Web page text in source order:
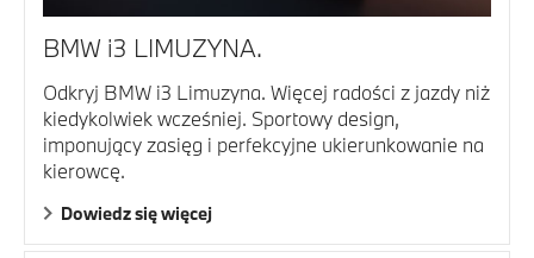
BMW i3 LIMUZYNA.
Odkryj BMW i3 Limuzyna. Więcej radości z jazdy niż
kiedykolwiek wcześniej. Sportowy design,
imponujący zasięg i perfekcyjne ukierunkowanie na
kierowcę.
Dowiedz się więcej